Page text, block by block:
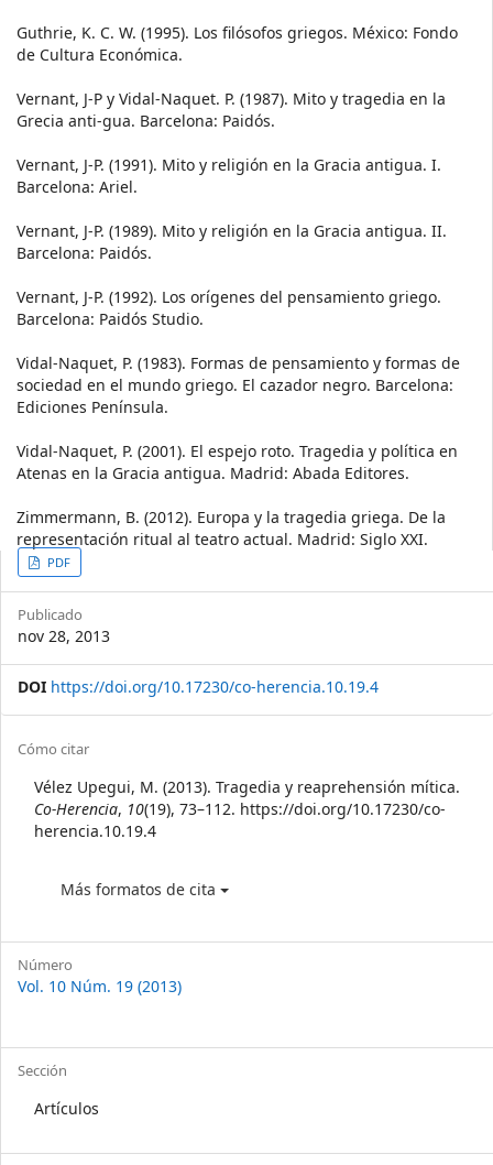
Guthrie, K. C. W. (1995). Los filósofos griegos. México: Fondo
de Cultura Económica.
Vernant, J-P y Vidal-Naquet. P. (1987). Mito y tragedia en la
Grecia anti-gua. Barcelona: Paidós.
Vernant, J-P. (1991). Mito y religión en la Gracia antigua. I.
Barcelona: Ariel.
Vernant, J-P. (1989). Mito y religión en la Gracia antigua. II.
Barcelona: Paidós.
Vernant, J-P. (1992). Los orígenes del pensamiento griego.
Barcelona: Paidós Studio.
Vidal-Naquet, P. (1983). Formas de pensamiento y formas de
sociedad en el mundo griego. El cazador negro. Barcelona:
Ediciones Península.
Vidal-Naquet, P. (2001). El espejo roto. Tragedia y política en
Atenas en la Gracia antigua. Madrid: Abada Editores.
Zimmermann, B. (2012). Europa y la tragedia griega. De la
representación ritual al teatro actual. Madrid: Siglo XXI.
Article
Sidebar
PDF
Publicado
nov 28, 2013
DOI https://doi.org/10.17230/co-herencia.10.19.4
Article
Details
Cómo citar
Vélez Upegui, M. (2013). Tragedia y reaprehensión mítica.
Co-Herencia, 10(19), 73–112. https://doi.org/10.17230/co-
herencia.10.19.4
Más formatos de cita
Número
Vol. 10 Núm. 19 (2013)
Sección
Artículos